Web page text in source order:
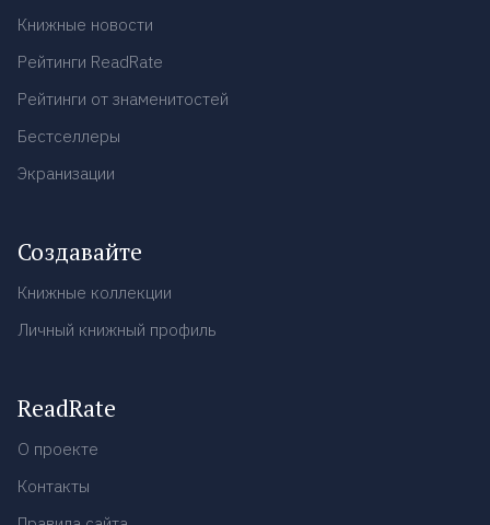
Книжные новости
Рейтинги ReadRate
Рейтинги от знаменитостей
Бестселлеры
Экранизации
Создавайте
Книжные коллекции
Личный книжный профиль
ReadRate
О проекте
Контакты